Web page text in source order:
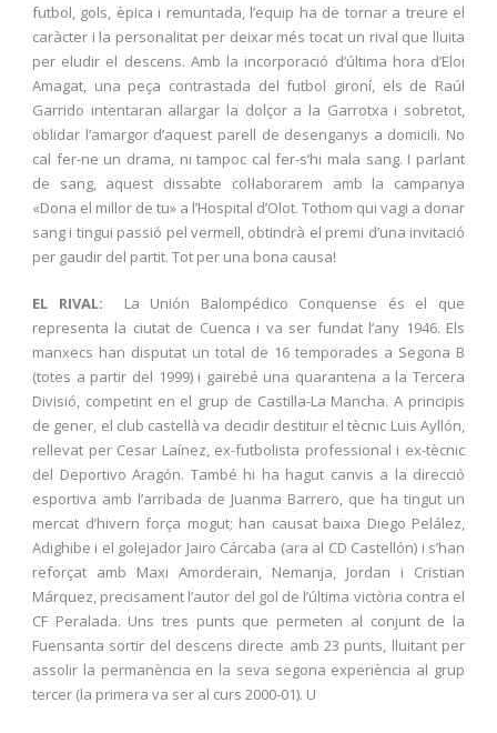
futbol, gols, èpica i remuntada, l’equip ha de tornar a treure el
caràcter i la personalitat per deixar més tocat un rival que lluita
per eludir el descens. Amb la incorporació d’última hora d’Eloi
Amagat, una peça contrastada del futbol gironí, els de Raúl
Garrido intentaran allargar la dolçor a la Garrotxa i sobretot,
oblidar l’amargor d’aquest parell de desenganys a domicili. No
cal fer-ne un drama, ni tampoc cal fer-s’hi mala sang. I parlant
de sang, aquest dissabte col·laborarem amb la campanya
«Dona el millor de tu» a l’Hospital d’Olot. Tothom qui vagi a donar
sang i tingui passió pel vermell, obtindrà el premi d’una invitació
per gaudir del partit. Tot per una bona causa!
EL RIVAL: La Unión Balompédico Conquense és el que
representa la ciutat de Cuenca i va ser fundat l’any 1946. Els
manxecs han disputat un total de 16 temporades a Segona B
(totes a partir del 1999) i gairebé una quarantena a la Tercera
Divisió, competint en el grup de Castilla-La Mancha. A principis
de gener, el club castellà va decidir destituir el tècnic Luis Ayllón,
rellevat per Cesar Laínez, ex-futbolista professional i ex-tècnic
del Deportivo Aragón. També hi ha hagut canvis a la direcció
esportiva amb l’arribada de Juanma Barrero, que ha tingut un
mercat d’hivern força mogut; han causat baixa Diego Pelález,
Adighibe i el golejador Jairo Cárcaba (ara al CD Castellón) i s’han
reforçat amb Maxi Amorderain, Nemanja, Jordan i Cristian
Márquez, precisament l’autor del gol de l’última victòria contra el
CF Peralada. Uns tres punts que permeten al conjunt de la
Fuensanta sortir del descens directe amb 23 punts, lluitant per
assolir la permanència en la seva segona experiència al grup
tercer (la primera va ser al curs 2000-01). U